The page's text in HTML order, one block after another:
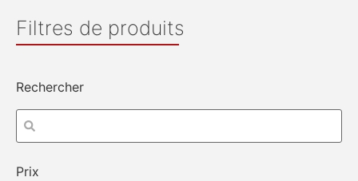
Filtres de produits
Rechercher
Prix